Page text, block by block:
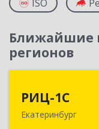
ISO
Ближайшие
регионов
РИЦ-1С
Екатеринбург
620102,